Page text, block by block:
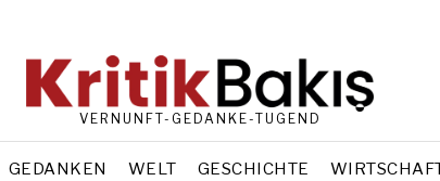
VERNUNFT-GEDANKE-TUGEND
GEDANKEN WELT GESCHICHTE